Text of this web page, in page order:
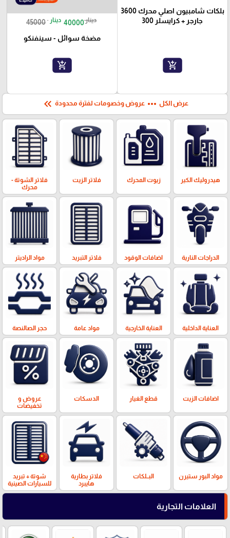
بلكات شامبيون اصلي محرك 3600
جارجر + كرايسلر 300
add_shopping_cart
45000 دينار40000 دينار
مضخة سوائل - سينفنكو
add_shopping_cart
عرض الكل more_horiz عروض وخصومات لفترة محدودة keyboard_double_arrow_left
هيدروليك الكير زيوت المحرك فلاتر الزيت
فلاتر الشوتة -
محرك
الدراجات النارية اضافات الوقود فلاتر التبريد مواد الراديتر
العناية الداخلية العناية الخارجية مواد عامة حجر الصالنصة
اضافات الزيت قطع الغيار الدسكات
عروض و
تخفيضات
مواد البور ستيرن البــلكات
فلاتر بطارية
هايبرد
شوتة + تبريد
للسيارات الصينية
العلامات التجارية